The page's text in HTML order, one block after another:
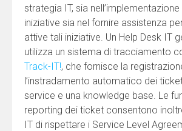
strategia IT, sia
iniziative sia nel fornire assistenza
attive tali iniziative. Un Help Desk IT
utilizza un sistema di tracciamento
Track-IT!, che fornisce la
l’instradamento automatico dei
service e una knowledge base. Le
reporting dei ticket consentono
IT di rispettare i Service Level